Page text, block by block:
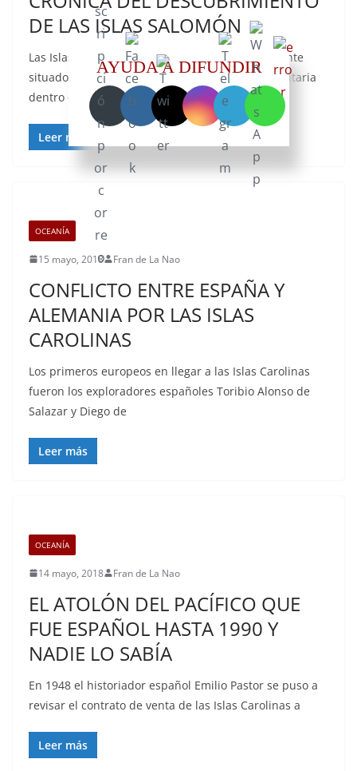
DE LAS ISLAS SALOMÓN
Las Islas Salomón es un país insular independiente
situado en Oceanía. Es una monarquía parlamentaria
dentro de la Commonwealth. La
Leer más
OCEANÍA
15 mayo, 2018 Fran de La Nao
CONFLICTO ENTRE ESPAÑA Y
ALEMANIA POR LAS ISLAS
CAROLINAS
Los primeros europeos en llegar a las Islas Carolinas
fueron los exploradores españoles Toribio Alonso de
Salazar y Diego de
Leer más
OCEANÍA
14 mayo, 2018 Fran de La Nao
EL ATOLÓN DEL PACÍFICO QUE
FUE ESPAÑOL HASTA 1990 Y
NADIE LO SABÍA
En 1948 el historiador español Emilio Pastor se puso a
revisar el contrato de venta de las Islas Carolinas a
Leer más
AYUDA A DIFUNDIR